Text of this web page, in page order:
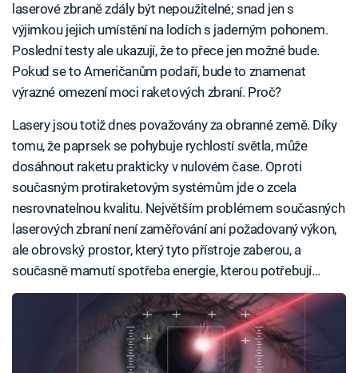
laserové zbraně zdály být nepoužitelné; snad jen s
výjimkou jejich umístění na lodích s jaderným pohonem.
Poslední testy ale ukazují, že to přece jen možné bude.
Pokud se to Američanům podaří, bude to znamenat
výrazné omezení moci raketových zbraní. Proč?
Lasery jsou totiž dnes považovány za obranné země. Díky
tomu, že paprsek se pohybuje rychlostí světla, může
dosáhnout raketu prakticky v nulovém čase. Oproti
současným protiraketovým systémům jde o zcela
nesrovnatelnou kvalitu. Největším problémem současných
laserových zbraní není zaměřování ani požadovaný výkon,
ale obrovský prostor, který tyto přístroje zaberou, a
současně mamutí spotřeba energie, kterou potřebují…